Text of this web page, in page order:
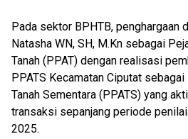
Pada sektor BPHTB, penghargaan
Natasha WN, SH, M.Kn sebagai
Tanah (PPAT) dengan realisasi
PPATS Kecamatan Ciputat
Tanah Sementara (PPATS) yang
transaksi sepanjang periode
2025.